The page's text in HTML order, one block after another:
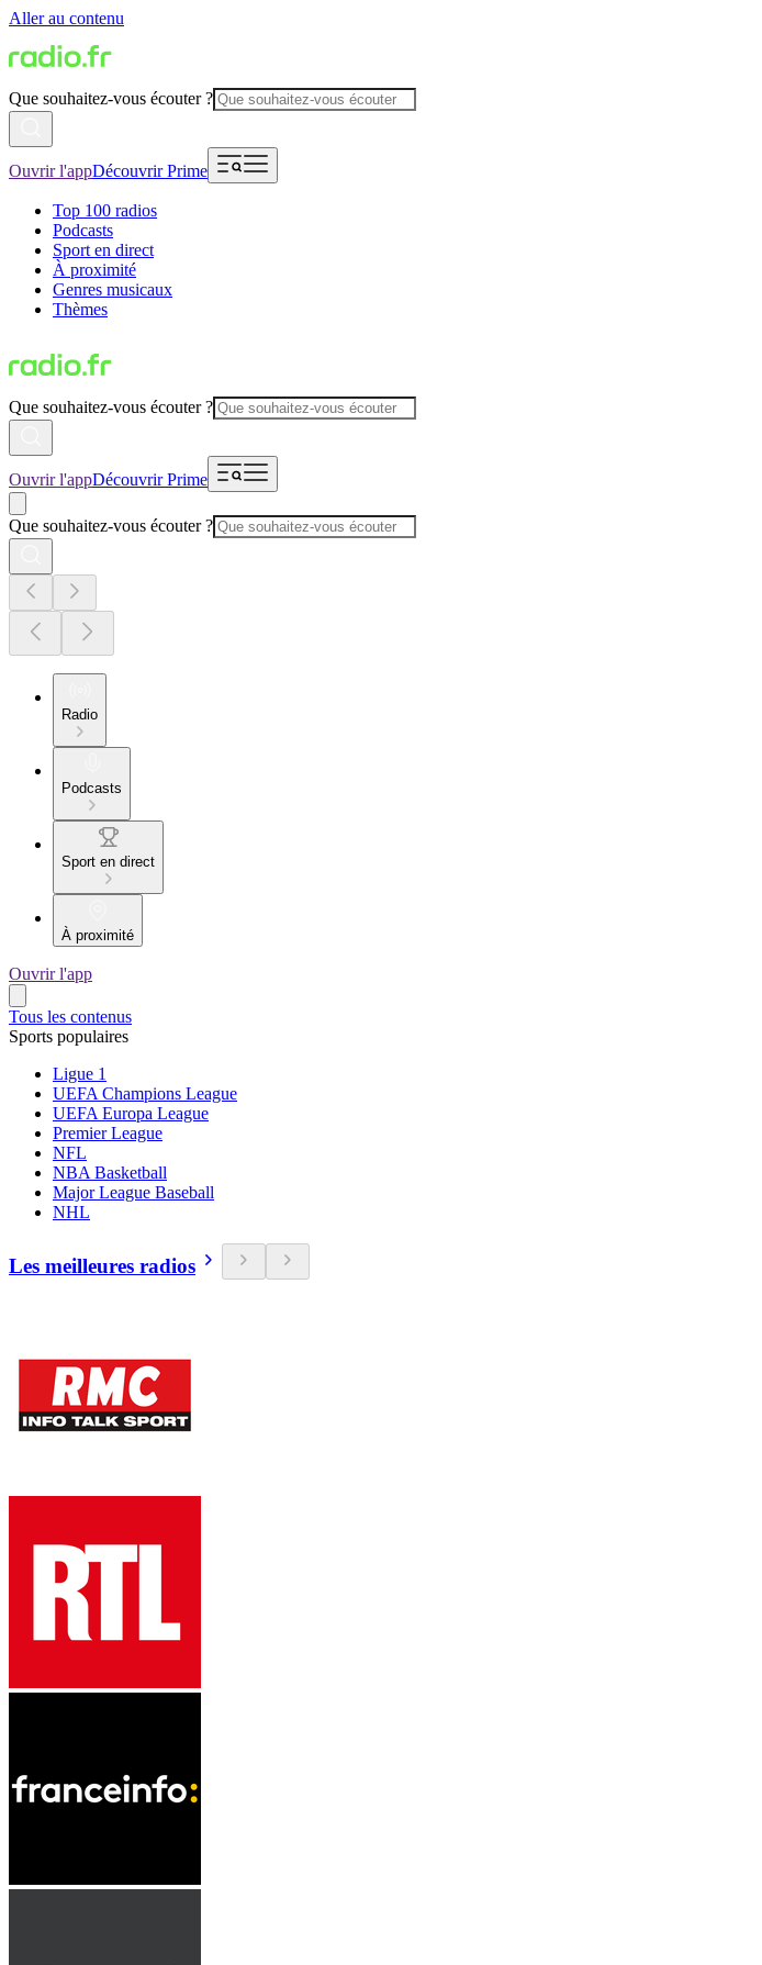
Aller au contenu
Que souhaitez-vous écouter ?
Ouvrir l'appDécouvrir Prime
Top 100 radios
Podcasts
Sport en direct
À proximité
Genres musicaux
Thèmes
Que souhaitez-vous écouter ?
Ouvrir l'appDécouvrir Prime
Que souhaitez-vous écouter ?
Radio
Podcasts
Sport en direct
À proximité
Ouvrir l'app
Tous les contenus
Sports populaires
Ligue 1
UEFA Champions League
UEFA Europa League
Premier League
NFL
NBA Basketball
Major League Baseball
NHL
Les meilleures radios